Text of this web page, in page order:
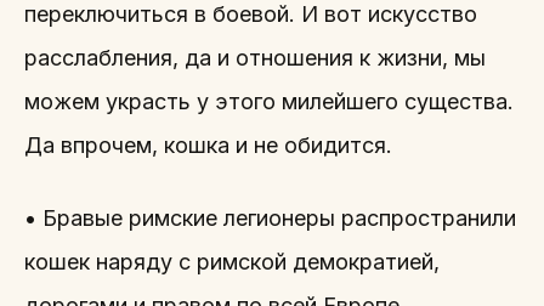
переключиться в боевой. И вот искусство
расслабления, да и отношения к жизни, мы
можем украсть у этого милейшего существа.
Да впрочем, кошка и не обидится.
• Бравые римские легионеры распространили
кошек наряду с римской демократией,